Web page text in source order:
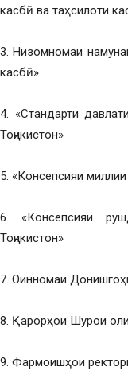
касбӣ ва таҳсилоти
3. Низомномаи
касбӣ»
4. «Стандарти
Тоҷикистон»
5. «Консепсияи
6. «Консепсияи
Тоҷикистон»
7. Оинномаи
8. Қарорҳои Шурои
9. Фармоишҳои